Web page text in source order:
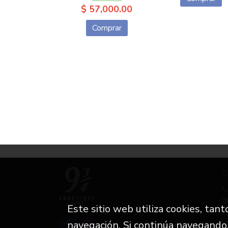
$ 57,000.00
Comprar
Este sitio web utiliza cookies,
navegación. Si continúa